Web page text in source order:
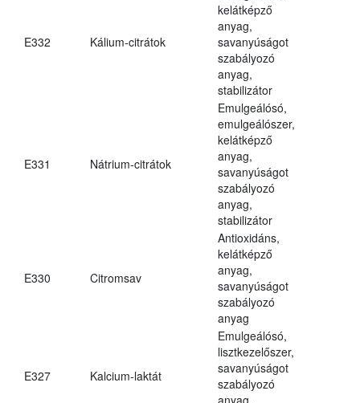
E332 Kálium-citrátok
kelátképző
anyag,
savanyúságot
szabályozó
anyag,
stabilizátor
E331 Nátrium-citrátok
Emulgeálósó,
emulgeálószer,
kelátképző
anyag,
savanyúságot
szabályozó
anyag,
stabilizátor
E330 Citromsav
Antioxidáns,
kelátképző
anyag,
savanyúságot
szabályozó
anyag
E327 Kalcium-laktát
Emulgeálósó,
lisztkezelőszer,
savanyúságot
szabályozó
anyag,